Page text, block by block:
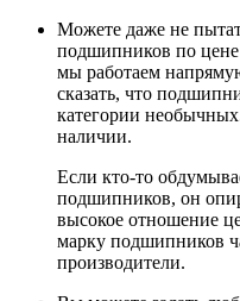
Можете даже не
подшипников по
мы работаем
сказать, что
категории
наличии.
Если кто-то
подшипников, он
высокое отношение
марку подшипников
производители.